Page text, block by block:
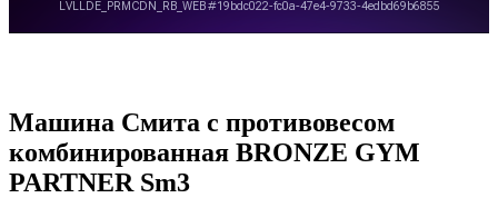
Машина Смита с противовесом
комбинированная BRONZE GYM
PARTNER Sm3